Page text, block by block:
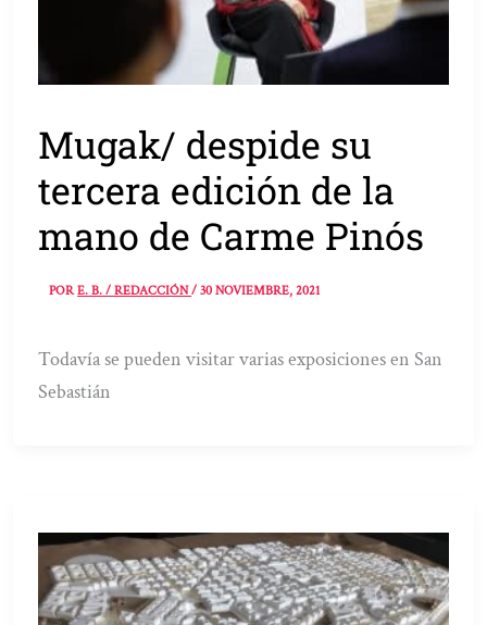
Mugak/ despide su
tercera edición de la
mano de Carme Pinós
PORE. B. / REDACCIÓN/30 NOVIEMBRE, 2021
Todavía se pueden visitar varias exposiciones en San
Sebastián